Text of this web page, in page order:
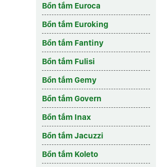
Bồn tắm Euroca
Bồn tắm Euroking
Bồn tắm Fantiny
Bồn tắm Fulisi
Bồn tắm Gemy
Bồn tắm Govern
Bồn tắm Inax
Bồn tắm Jacuzzi
Bồn tắm Koleto